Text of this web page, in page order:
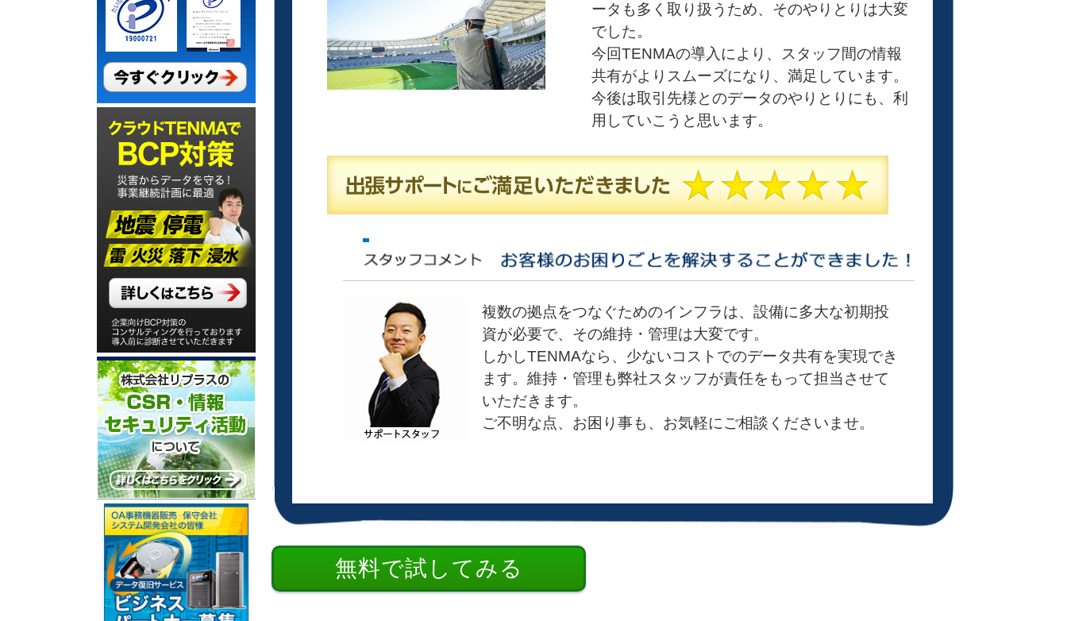
ータも多く取り扱うため、そのやりとりは大変
でした。
今回TENMAの導入により、スタッフ間の情報
共有がよりスムーズになり、満足しています。
今後は取引先様とのデータのやりとりにも、利
用していこうと思います。
複数の拠点をつなぐためのインフラは、設備に多大な初期投
資が必要で、その維持・管理は大変です。
しかしTENMAなら、少ないコストでのデータ共有を実現でき
ます。維持・管理も弊社スタッフが責任をもって担当させて
いただきます。
ご不明な点、お困り事も、お気軽にご相談くださいませ。
無料で試してみる